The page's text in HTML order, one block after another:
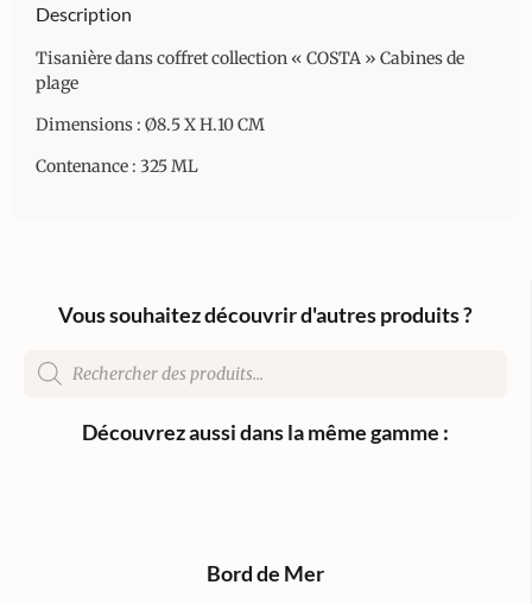
Description
Tisanière dans coffret collection « COSTA » Cabines de
plage
Dimensions : Ø8.5 X H.10 CM
Contenance : 325 ML
Vous souhaitez découvrir d'autres produits ?
Découvrez aussi dans la même gamme :
Bord de Mer